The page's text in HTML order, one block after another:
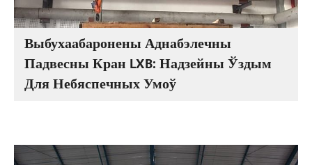
Выбухаабаронены Аднабэлечны
Падвесны Кран LXB: Надзейны Ўздым
Для Небяспечных Умоў